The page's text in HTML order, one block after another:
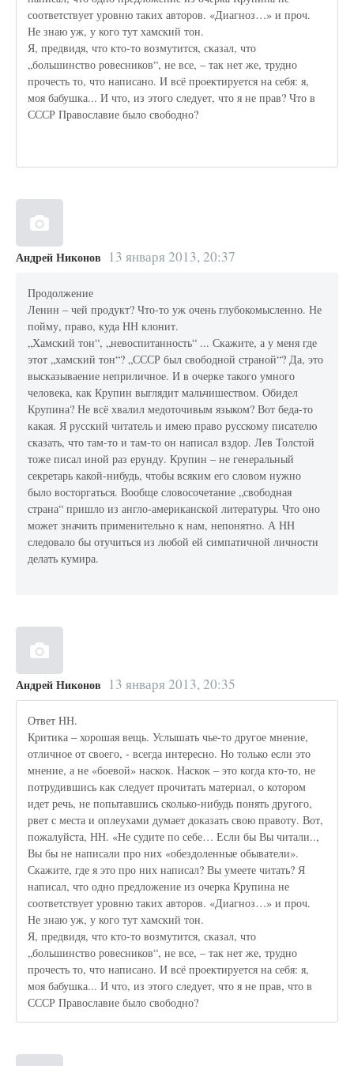
соответствует уровню таких авторов. «Диагноз…» и проч.
Не знаю уж, у кого тут хамский тон.
Я, предвидя, что кто-то возмутится, сказал, что
„большинство ровесников“, не все, – так нет же, трудно
прочесть то, что написано. И всё проектируется на себя: я,
моя бабушка... И что, из этого следует, что я не прав? Что в
СССР Православие было свободно?
Андрей Никонов 13 января 2013, 20:37
Продолжение
Ленин – чей продукт? Что-то уж очень глубокомысленно. Не
пойму, право, куда НН клонит.
„Хамский тон“, „невоспитанность“ ... Скажите, а у меня где
этот „хамский тон“? „СССР был свободной страной“? Да, это
высказываение неприличное. И в очерке такого умного
человека, как Крупин выглядит мальчишеством. Обидел
Крупина? Не всё хвалил медоточивым языком? Вот беда-то
какая. Я русский читатель и имею право русскому писателю
сказать, что там-то и там-то он написал вздор. Лев Толстой
тоже писал иной раз ерунду. Крупин – не генеральный
секретарь какой-нибудь, чтобы всяким его словом нужно
было восторгаться. Вообще словосочетание „свободная
страна“ пришло из англо-американской литературы. Что оно
может значить применительно к нам, непонятно. А НН
следовало бы отучиться из любой ей симпатичной личности
делать кумира.
Андрей Никонов 13 января 2013, 20:35
Ответ НН.
Критика – хорошая вещь. Услышать чье-то другое мнение,
отличное от своего, - всегда интересно. Но только если это
мнение, а не «боевой» наскок. Наскок – это когда кто-то, не
потрудившись как следует прочитать материал, о котором
идет речь, не попытавшись сколько-нибудь понять другого,
рвет с места и оплеухами думает доказать свою правоту. Вот,
пожалуйста, НН. «Не судите по себе… Если бы Вы читали..,
Вы бы не написали про них «обездоленные обыватели».
Скажите, где я это про них написал? Вы умеете читать? Я
написал, что одно предложение из очерка Крупина не
соответствует уровню таких авторов. «Диагноз…» и проч.
Не знаю уж, у кого тут хамский тон.
Я, предвидя, что кто-то возмутится, сказал, что
„большинство ровесников“, не все, – так нет же, трудно
прочесть то, что написано. И всё проектируется на себя: я,
моя бабушка... И что, из этого следует, что я не прав, что в
СССР Православие было свободно?